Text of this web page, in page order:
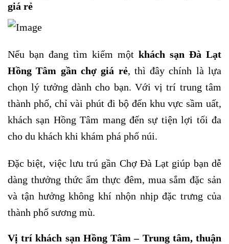
giá rẻ
Nếu bạn đang tìm kiếm một khách sạn Đà Lạt
Hồng Tâm gần chợ giá rẻ, thì đây chính là lựa
chọn lý tưởng dành cho bạn. Với vị trí trung tâm
thành phố, chỉ vài phút đi bộ đến khu vực sầm uất,
khách sạn Hồng Tâm mang đến sự tiện lợi tối đa
cho du khách khi khám phá phố núi.
Đặc biệt, việc lưu trú gần Chợ Đà Lạt giúp bạn dễ
dàng thưởng thức ẩm thực đêm, mua sắm đặc sản
và tận hưởng không khí nhộn nhịp đặc trưng của
thành phố sương mù.
Vị trí khách sạn Hồng Tâm – Trung tâm, thuận